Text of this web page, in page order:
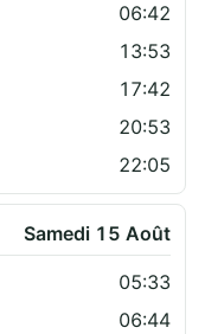
06:42
13:53
17:42
20:53
22:05
Samedi 15 Août
05:33
06:44